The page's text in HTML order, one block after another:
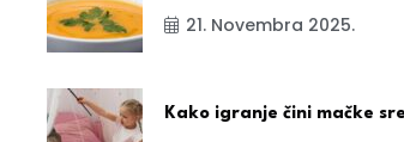
21. Novembra 2025.
Kako igranje čini mačke